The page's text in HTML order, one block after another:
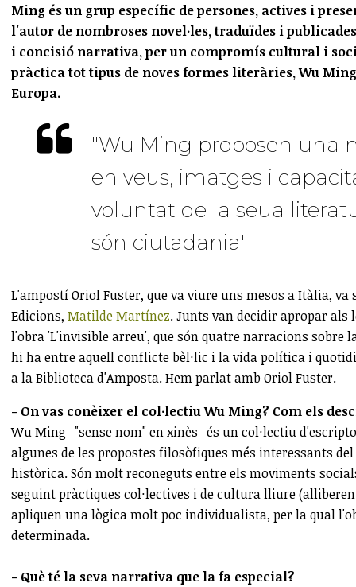
Ming és un grup específic de persones, actives i
l'autor de nombroses novel·les, traduïdes i
i concisió narrativa, per un compromís cultural i
pràctica tot tipus de noves formes literàries, Wu
Europa.
"Wu Ming proposen una
en veus, imatges i
voluntat de la seua
són ciutadania"
L'ampostí Oriol Fuster, que va viure uns mesos a Itàlia,
Edicions, Matilde Martínez. Junts van decidir apropar als
l'obra 'L'invisible arreu', que són quatre narracions
hi ha entre aquell conflicte bèl·lic i la vida política i
a la Biblioteca d'Amposta. Hem parlat amb Oriol Fuster.
- On vas conèixer el col·lectiu Wu Ming? Com els
Wu Ming -"sense nom" en xinès- és un col·lectiu
algunes de les propostes filosòfiques més interessants
històrica. Són molt reconeguts entre els moviments
seguint pràctiques col·lectives i de cultura lliure
apliquen una lògica molt poc individualista, per la qual
determinada.
- Què té la seva narrativa que la fa especial?